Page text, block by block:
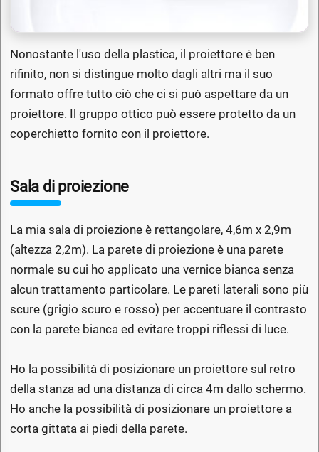
Nonostante l'uso della plastica, il proiettore è ben
rifinito, non si distingue molto dagli altri ma il suo
formato offre tutto ciò che ci si può aspettare da un
proiettore. Il gruppo ottico può essere protetto da un
coperchietto fornito con il proiettore.
Sala di proiezione
La mia sala di proiezione è rettangolare, 4,6m x 2,9m
(altezza 2,2m). La parete di proiezione è una parete
normale su cui ho applicato una vernice bianca senza
alcun trattamento particolare. Le pareti laterali sono più
scure (grigio scuro e rosso) per accentuare il contrasto
con la parete bianca ed evitare troppi riflessi di luce.
Ho la possibilità di posizionare un proiettore sul retro
della stanza ad una distanza di circa 4m dallo schermo.
Ho anche la possibilità di posizionare un proiettore a
corta gittata ai piedi della parete.